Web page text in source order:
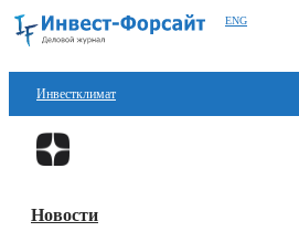
ENG
Инвестклимат
Финансы
Блокчейн
Новости